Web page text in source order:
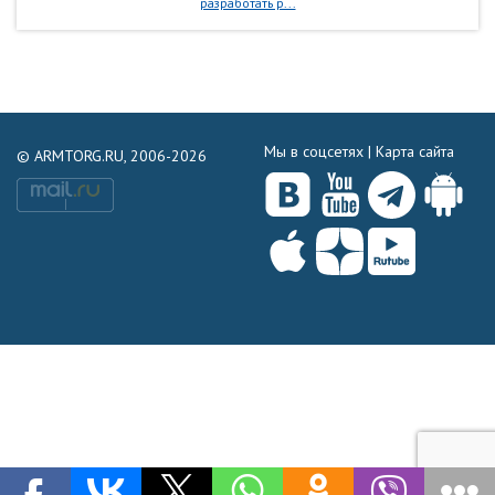
© ARMTORG.RU, 2006-2026 Мы в соцсетях | Карта сайта